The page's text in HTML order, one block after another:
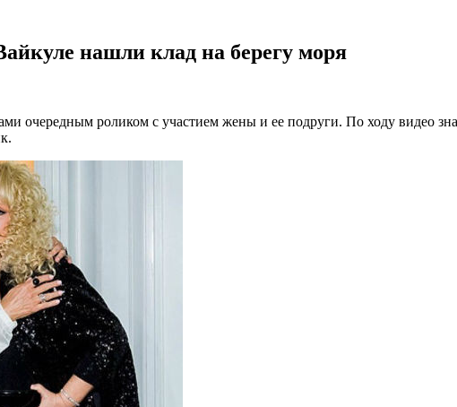
нашли клад на берегу моря
очередным роликом с участием жены и ее подруги. По ходу видео